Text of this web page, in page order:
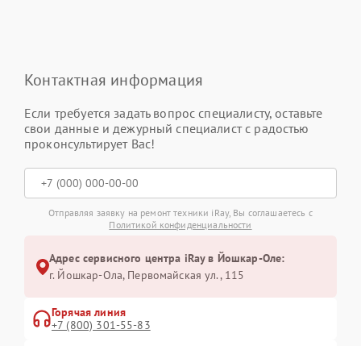
Контактная информация
Если требуется задать вопрос специалисту, оставьте
свои данные и дежурный специалист с радостью
проконсультирует Вас!
Отправляя заявку на ремонт техники iRay, Вы соглашаетесь с
Политикой конфиденциальности
Адрес сервисного центра iRay в Йошкар-Оле:
г. Йошкар-Ола, Первомайская ул., 115
Горячая линия
+7 (800) 301-55-83